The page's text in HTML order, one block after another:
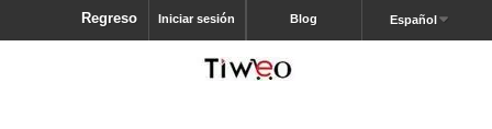
Español
Blog
Iniciar sesión
Regreso